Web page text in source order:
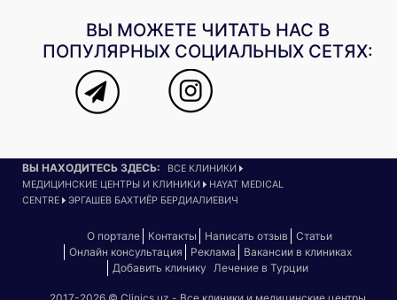
ВЫ МОЖЕТЕ ЧИТАТЬ НАС В
ПОПУЛЯРНЫХ СОЦИАЛЬНЫХ СЕТЯХ:
ВЫ НАХОДИТЕСЬ ЗДЕСЬ:
ВСЕ КЛИНИКИ
МЕДИЦИНСКИЕ ЦЕНТРЫ И КЛИНИКИ
HAYAT MEDICAL
CENTRE
ЭРГАШЕВ БАХТИЁР БЕРДИАЛИЕВИЧ
О портале Контакты Написать отзыв
Статьи
Онлайн консультация
Реклама
Вакансии в клиниках
Добавить клинику
Лечение в Турции